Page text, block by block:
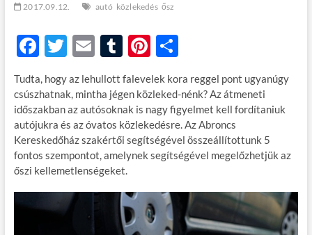
2017.09.12. autó közlekedés ősz
F
ac
e
b
o
o
k
T
w
itt
er
E
m
ail
T
u
m
bl
r
Pi
nt
er
es
t
O
za
m
e
g
Tudta, hogy az lehullott falevelek kora reggel pont ugyanúgy
csúszhatnak, mintha jégen közleked-nénk? Az átmeneti
időszakban az autósoknak is nagy figyelmet kell fordítaniuk
autójukra és az óvatos közlekedésre. Az Abroncs
Kereskedőház szakértői segítségével összeállítottunk 5
fontos szempontot, amelynek segítségével megelőzhetjük az
őszi kellemetlenségeket.